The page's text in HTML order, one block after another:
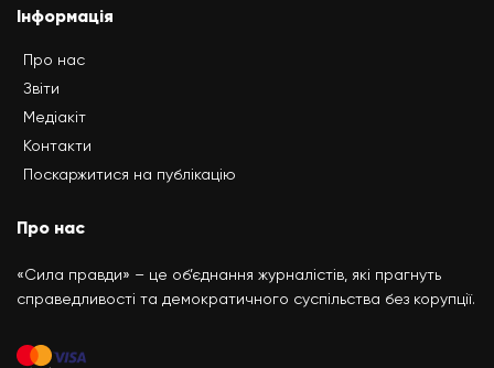
Інформація
Про нас
Звіти
Медіакіт
Контакти
Поскаржитися на публікацію
Про нас
«Сила правди» – це об’єднання журналістів, які прагнуть
справедливості та демократичного суспільства без корупції.